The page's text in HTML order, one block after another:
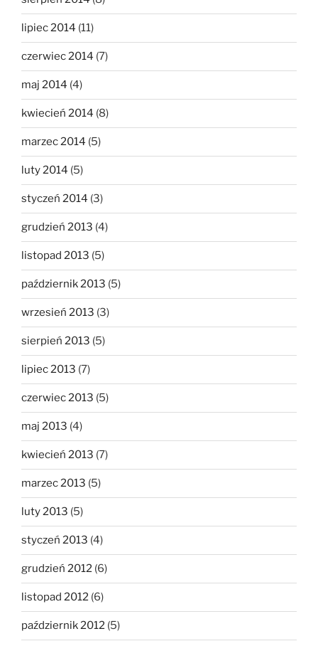
lipiec 2014 (11)
czerwiec 2014 (7)
maj 2014 (4)
kwiecień 2014 (8)
marzec 2014 (5)
luty 2014 (5)
styczeń 2014 (3)
grudzień 2013 (4)
listopad 2013 (5)
październik 2013 (5)
wrzesień 2013 (3)
sierpień 2013 (5)
lipiec 2013 (7)
czerwiec 2013 (5)
maj 2013 (4)
kwiecień 2013 (7)
marzec 2013 (5)
luty 2013 (5)
styczeń 2013 (4)
grudzień 2012 (6)
listopad 2012 (6)
październik 2012 (5)